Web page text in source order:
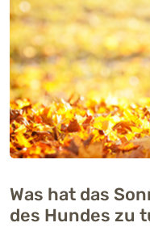
Was hat das
des Hundes zu